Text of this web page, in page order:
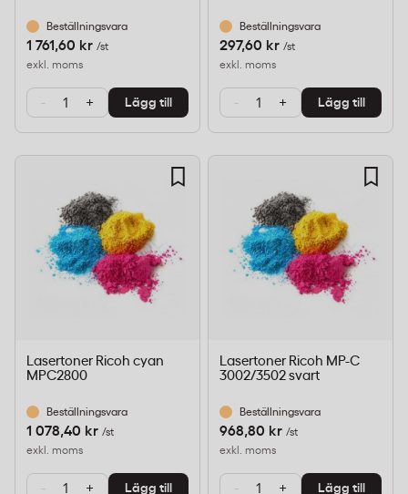
Beställningsvara
1 761,60 kr /st
exkl. moms
- + Lägg till
Beställningsvara
297,60 kr /st
exkl. moms
- + Lägg till
Lasertoner Ricoh cyan
MPC2800
Beställningsvara
1 078,40 kr /st
exkl. moms
- + Lägg till
Lasertoner Ricoh MP-C
3002/3502 svart
Beställningsvara
968,80 kr /st
exkl. moms
- + Lägg till